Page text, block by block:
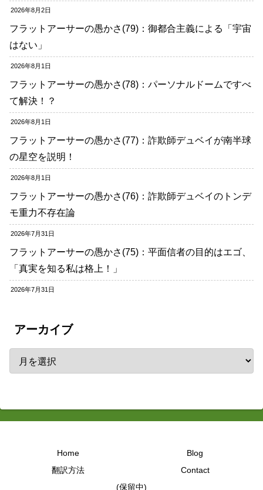
2026年8月2日
フラットアーサーの愚かさ(79)：御都合主義による「宇宙
はない」
2026年8月1日
フラットアーサーの愚かさ(78)：パーソナルドームですべ
て解決！？
2026年8月1日
フラットアーサーの愚かさ(77)：詐欺師デュベイが南半球
の星空を説明！
2026年8月1日
フラットアーサーの愚かさ(76)：詐欺師デュベイのトンデ
モ重力不存在論
2026年7月31日
フラットアーサーの愚かさ(75)：平面信者の目的はエゴ、
「真実を知る私は格上！」
2026年7月31日
アーカイブ
Home
Blog
翻訳方法
Contact
(保留中)